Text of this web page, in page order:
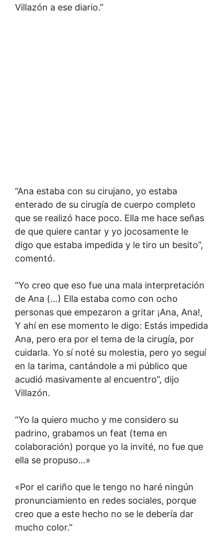
Villazón a ese diario.”
“Ana estaba con su cirujano, yo estaba
enterado de su cirugía de cuerpo completo
que se realizó hace poco. Ella me hace señas
de que quiere cantar y yo jocosamente le
digo que estaba impedida y le tiro un besito”,
comentó.
“Yo creo que eso fue una mala interpretación
de Ana (…) Ella estaba como con ocho
personas que empezaron a gritar ¡Ana, Ana!,
Y ahí en ese momento le digo: Estás impedida
Ana, pero era por el tema de la cirugía, por
cuidarla. Yo sí noté su molestia, pero yo seguí
en la tarima, cantándole a mi público que
acudió masivamente al encuentro”, dijo
Villazón.
“Yo la quiero mucho y me considero su
padrino, grabamos un feat (tema en
colaboración) porque yo la invité, no fue que
ella se propuso…»
«Por el cariño que le tengo no haré ningún
pronunciamiento en redes sociales, porque
creo que a este hecho no se le debería dar
mucho color.”